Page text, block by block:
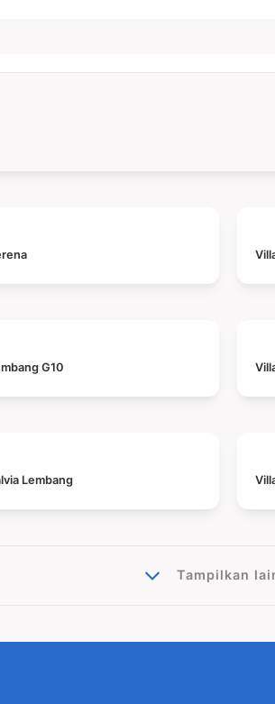
G10
Lembang
Tampilkan